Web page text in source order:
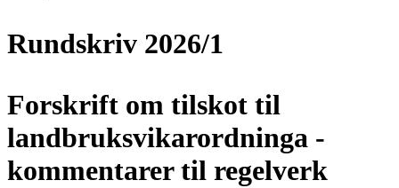
Rundskriv 2026/1
Forskrift om tilskot til
landbruksvikarordninga -
kommentarer til regelverk